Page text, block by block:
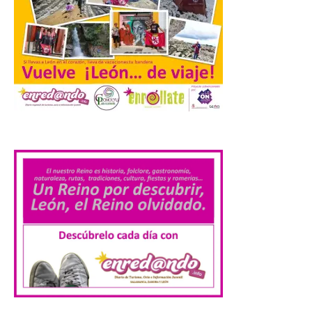
la […]
Mil y una iniciativas para
disfrutar del eclipse total
de Sol en Lleida
Las comarcas del llano de
Lleida, especialmente El
Segrià y Les Garrigues, se
convertirán el día 12 de
agosto en un mirador
privilegiado para observar este fenómeno
único. . El 12 de agosto, aproximadamente
a las 20.30 h, la Luna […]
El Ayuntamiento de